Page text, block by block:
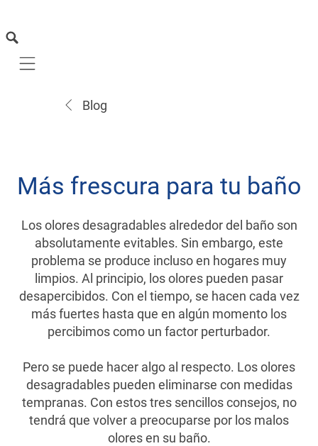
Mobile navigation
Blog
Más frescura para tu baño
Los olores desagradables alrededor del baño son
absolutamente evitables. Sin embargo, este
problema se produce incluso en hogares muy
limpios. Al principio, los olores pueden pasar
desapercibidos. Con el tiempo, se hacen cada vez
más fuertes hasta que en algún momento los
percibimos como un factor perturbador.
Pero se puede hacer algo al respecto. Los olores
desagradables pueden eliminarse con medidas
tempranas. Con estos tres sencillos consejos, no
tendrá que volver a preocuparse por los malos
olores en su baño.